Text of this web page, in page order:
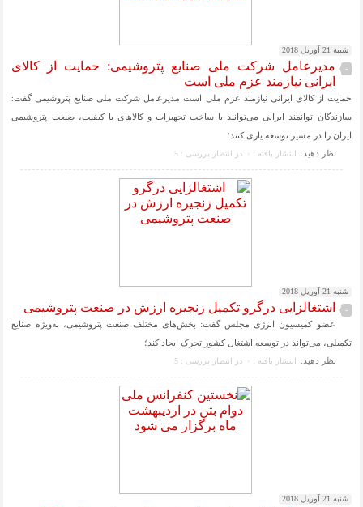
شنبه 21 آوریل 2018
-
مدیرعامل شرکت ملی صنایع پتروشیمی: حمایت از کالای
ایرانی نیازمند عزم ملی است
حمایت از کالای ایرانی نیازمند عزم ملی است مدیرعامل شرکت ملی صنایع پتروشیمی گفت:
سازندگان توانمند ایرانی می‌توانند با ساخت تجهیزات و کالاهای با کیفیت، صنعت پتروشیمی
ایران را در مسیر توسعه یاری کنند؛
نظر دهيد.
انتشار یافته : ۰ در انتظار بررسی : 5
شنبه 21 آوریل 2018
- اشتغالزایی درگرو تکمیل زنجیره ارزش در صنعت پتروشیمی
عضو کمیسیون انرژی مجلس گفت: بخش‌های مختلف صنعت پتروشیمی، به‌ویژه صنایع
تکمیلی، می‌تواند در توسعه اشتغال کشور تحرک ایجاد کند؛
نظر دهيد.
انتشار یافته : ۰ در انتظار بررسی : 5
شنبه 21 آوریل 2018